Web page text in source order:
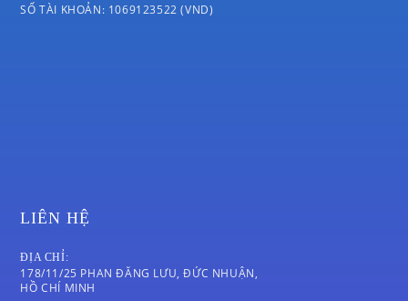
SỐ TÀI KHOẢN: 1069123522 (VND)
LIÊN HỆ
ĐỊA CHỈ:
178/11/25 PHAN ĐĂNG LƯU, ĐỨC NHUẬN,
HỒ CHÍ MINH